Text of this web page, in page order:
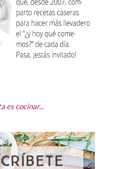
es cocinar...